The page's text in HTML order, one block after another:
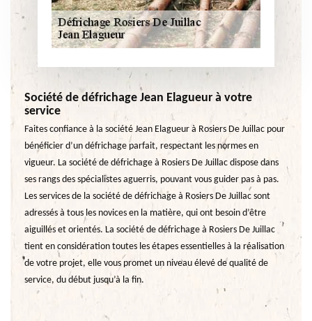
Société de défrichage Jean Elagueur à votre
service
Faites confiance à la société Jean Elagueur à Rosiers De Juillac pour
bénéficier d’un défrichage parfait, respectant les normes en
vigueur. La société de défrichage à Rosiers De Juillac dispose dans
ses rangs des spécialistes aguerris, pouvant vous guider pas à pas.
Les services de la société de défrichage à Rosiers De Juillac sont
adressés à tous les novices en la matière, qui ont besoin d’être
aiguillés et orientés. La société de défrichage à Rosiers De Juillac
tient en considération toutes les étapes essentielles à la réalisation
de votre projet, elle vous promet un niveau élevé de qualité de
service, du début jusqu’à la fin.